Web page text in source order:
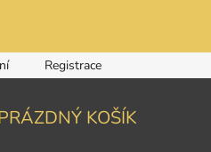
Registrace
KOŠÍK